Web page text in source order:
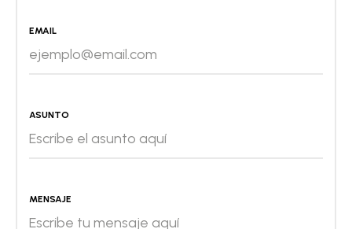
EMAIL
ASUNTO
MENSAJE